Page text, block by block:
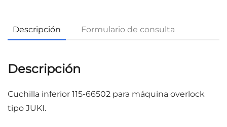
Descripción Formulario de consulta
Descripción
Cuchilla inferior 115-66502 para máquina overlock
tipo JUKI.